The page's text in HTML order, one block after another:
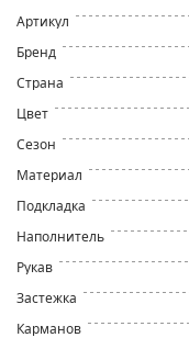
Артикул
Бренд
Страна
Цвет
Сезон
Материал
Подкладка
Наполнитель
Рукав
Застежка
Карманов